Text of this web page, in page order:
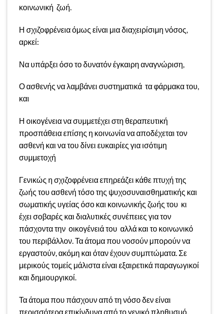
κοινωνική ζωή.
Η σχιζοφρένεια όμως είναι μια διαχειρίσιμη νόσος,
αρκεί:
Να υπάρξει όσο το δυνατόν έγκαιρη αναγνώριση,
Ο ασθενής να λαμβάνει συστηματικά τα φάρμακα του,
και
Η οικογένεια να συμμετέχει στη θεραπευτική
προσπάθεια επίσης η κοινωνία να αποδέχεται τον
ασθενή και να του δίνει ευκαιρίες για ισότιμη
συμμετοχή
Γενικώς η σχιζοφρένεια επηρεάζει κάθε πτυχή της
ζωής του ασθενή τόσο της ψυχοσυναισθηματικής και
σωματικής υγείας όσο και κοινωνικής ζωής του κι
έχει σοβαρές και διαλυτικές συνέπειες για τον
πάσχοντα την οικογένειά του αλλά και το κοινωνικό
του περιβάλλον. Τα άτομα που νοσούν μπορούν να
εργαστούν, ακόμη και όταν έχουν συμπτώματα. Σε
μερικούς τομείς μάλιστα είναι εξαιρετικά παραγωγικοί
και δημιουργικοί.
Τα άτομα που πάσχουν από τη νόσο δεν είναι
περισσότερα επικίνδυνα από το γενικό πληθυσμό.